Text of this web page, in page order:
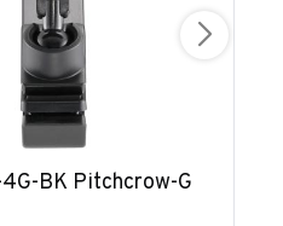
4G-BK Pitchcrow-G